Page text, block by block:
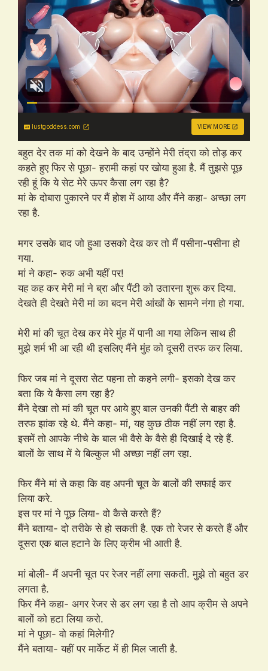
lustgoddess.com VIEW MORE
बहुत देर तक मां को देखने के बाद उन्होंने मेरी तंद्रा को तोड़ कर
कहते हुए फिर से पूछा- हरामी कहां पर खोया हुआ है. मैं तुझसे पूछ
रही हूं कि ये सेट मेरे ऊपर कैसा लग रहा है?
मां के दोबारा पुकारने पर मैं होश में आया और मैंने कहा- अच्छा लग
रहा है.
मगर उसके बाद जो हुआ उसको देख कर तो मैं पसीना-पसीना हो
गया.
मां ने कहा- रुक अभी यहीं पर!
यह कह कर मेरी मां ने ब्रा और पैंटी को उतारना शुरू कर दिया.
देखते ही देखते मेरी मां का बदन मेरी आंखों के सामने नंगा हो गया.
मेरी मां की चूत देख कर मेरे मुंह में पानी आ गया लेकिन साथ ही
मुझे शर्म भी आ रही थी इसलिए मैंने मुंह को दूसरी तरफ कर लिया.
फिर जब मां ने दूसरा सेट पहना तो कहने लगी- इसको देख कर
बता कि ये कैसा लग रहा है?
मैंने देखा तो मां की चूत पर आये हुए बाल उनकी पैंटी से बाहर की
तरफ झांक रहे थे. मैंने कहा- मां, यह कुछ ठीक नहीं लग रहा है.
इसमें तो आपके नीचे के बाल भी वैसे के वैसे ही दिखाई दे रहे हैं.
बालों के साथ में ये बिल्कुल भी अच्छा नहीं लग रहा.
फिर मैंने मां से कहा कि वह अपनी चूत के बालों की सफाई कर
लिया करे.
इस पर मां ने पूछ लिया- वो कैसे करते हैं?
मैंने बताया- दो तरीके से हो सकती है. एक तो रेजर से करते हैं और
दूसरा एक बाल हटाने के लिए क्रीम भी आती है.
मां बोली- मैं अपनी चूत पर रेजर नहीं लगा सकती. मुझे तो बहुत डर
लगता है.
फिर मैंने कहा- अगर रेजर से डर लग रहा है तो आप क्रीम से अपने
बालों को हटा लिया करो.
मां ने पूछा- वो कहां मिलेगी?
मैंने बताया- यहीं पर मार्केट में ही मिल जाती है.